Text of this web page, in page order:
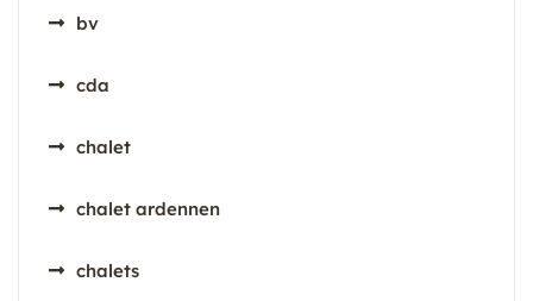
bv
cda
chalet
chalet ardennen
chalets